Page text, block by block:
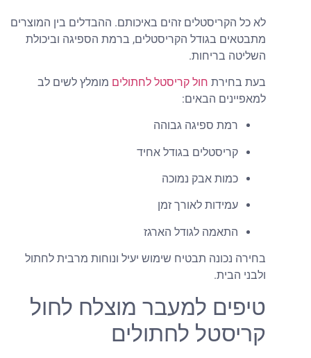
לא כל הקריסטלים זהים באיכותם. ההבדלים בין המוצרים
מתבטאים בגודל הקריסטלים, ברמת הספיגה וביכולת
השליטה בריחות.
בעת בחירתחול קריסטל לחתוליםמומלץ לשים לב
למאפיינים הבאים:
רמת ספיגה גבוהה
קריסטלים בגודל אחיד
כמות אבק נמוכה
עמידות לאורך זמן
התאמה לגודל הארגז
בחירה נכונה תבטיח שימוש יעיל ונוחות מרבית לחתול
ולבני הבית.
טיפים למעבר מוצלח לחול
קריסטל לחתולים